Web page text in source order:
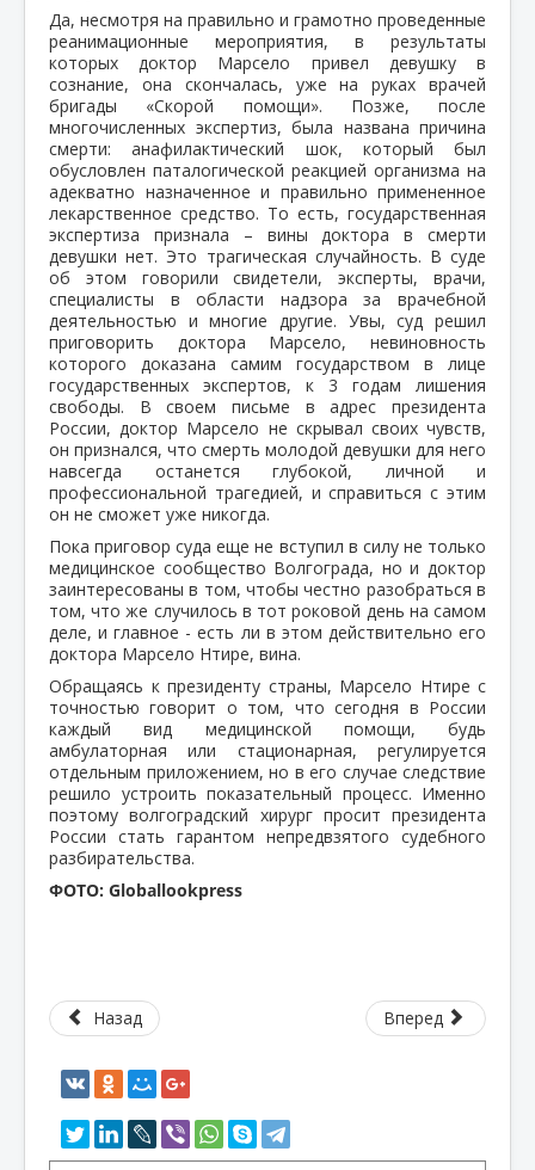
Да, несмотря на правильно и грамотно проведенные
реанимационные мероприятия, в результаты
которых доктор Марсело привел девушку в
сознание, она скончалась, уже на руках врачей
бригады «Скорой помощи». Позже, после
многочисленных экспертиз, была названа причина
смерти: анафилактический шок, который был
обусловлен паталогической реакцией организма на
адекватно назначенное и правильно примененное
лекарственное средство. То есть, государственная
экспертиза признала – вины доктора в смерти
девушки нет. Это трагическая случайность. В суде
об этом говорили свидетели, эксперты, врачи,
специалисты в области надзора за врачебной
деятельностью и многие другие. Увы, суд решил
приговорить доктора Марсело, невиновность
которого доказана самим государством в лице
государственных экспертов, к 3 годам лишения
свободы. В своем письме в адрес президента
России, доктор Марсело не скрывал своих чувств,
он признался, что смерть молодой девушки для него
навсегда останется глубокой, личной и
профессиональной трагедией, и справиться с этим
он не сможет уже никогда.
Пока приговор суда еще не вступил в силу не только
медицинское сообщество Волгограда, но и доктор
заинтересованы в том, чтобы честно разобраться в
том, что же случилось в тот роковой день на самом
деле, и главное - есть ли в этом действительно его
доктора Марсело Нтире, вина.
Обращаясь к президенту страны, Марсело Нтире с
точностью говорит о том, что сегодня в России
каждый вид медицинской помощи, будь
амбулаторная или стационарная, регулируется
отдельным приложением, но в его случае следствие
решило устроить показательный процесс. Именно
поэтому волгоградский хирург просит президента
России стать гарантом непредвзятого судебного
разбирательства.
ФОТО: Globallookpress
Назад Вперед